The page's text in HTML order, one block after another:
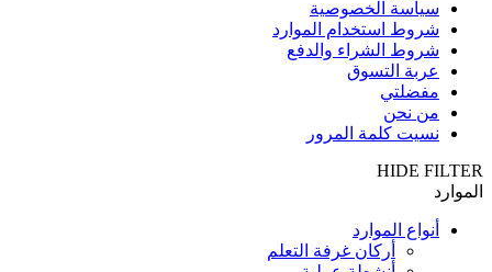
سياسة الخصوصية
شروط استخدام الموارد
شروط الشراء والدفع
عربة التسوق
مفضلتي
من نحن
نسيت كلمة المرور
HIDE FILTER
الموارد
أنواع الموارد
أركان غرفة التعلم